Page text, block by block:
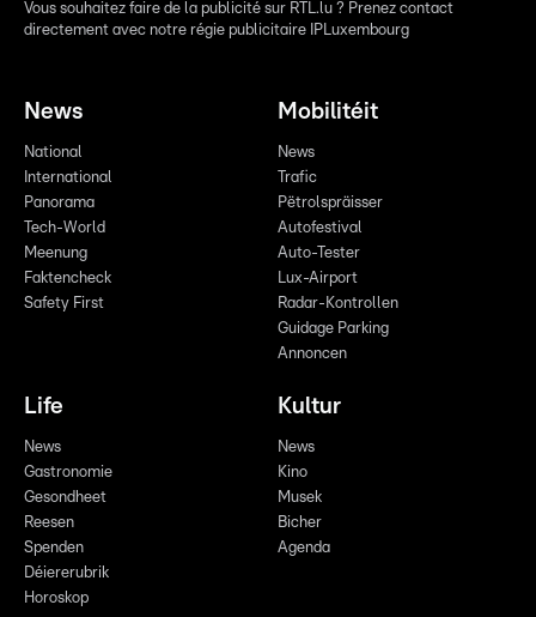
Vous souhaitez faire de la publicité sur RTL.lu ? Prenez contact
directement avec notre régie publicitaire IPLuxembourg
News
National
International
Panorama
Tech-World
Meenung
Faktencheck
Safety First
Mobilitéit
News
Trafic
Pëtrolspräisser
Autofestival
Auto-Tester
Lux-Airport
Radar-Kontrollen
Guidage Parking
Annoncen
Life
News
Gastronomie
Gesondheet
Reesen
Spenden
Déiererubrik
Horoskop
Kultur
News
Kino
Musek
Bicher
Agenda